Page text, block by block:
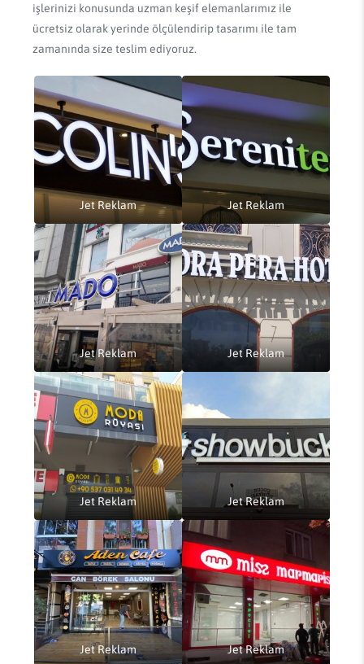
işlerinizi konusunda uzman keşif elemanlarımız ile
ücretsiz olarak yerinde ölçülendirip tasarımı ile tam
zamanında size teslim ediyoruz.
Jet Reklam Jet Reklam
Jet Reklam Jet Reklam
Jet Reklam Jet Reklam
Jet Reklam Jet Reklam